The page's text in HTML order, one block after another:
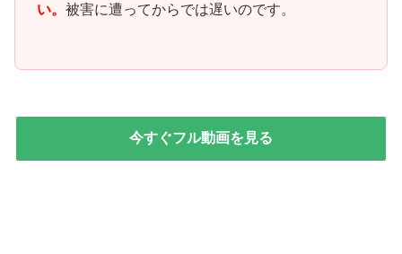
い。 被害に遭ってからでは遅いのです。
今すぐフル動画を見る